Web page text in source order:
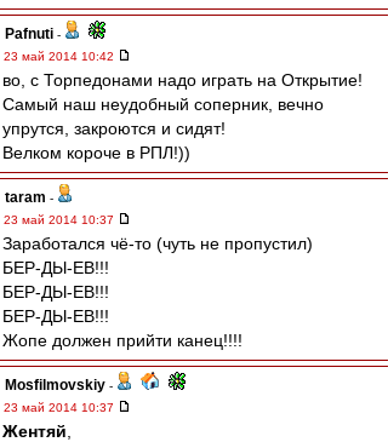
Pafnuti -
23 май 2014 10:42
во, с Торпедонами надо играть на Открытие!
Самый наш неудобный соперник, вечно
упрутся, закроются и сидят!
Велком короче в РПЛ!))
taram -
23 май 2014 10:37
Заработался чё-то (чуть не пропустил)
БЕР-ДЫ-ЕВ!!!
БЕР-ДЫ-ЕВ!!!
БЕР-ДЫ-ЕВ!!!
Жопе должен прийти канец!!!!
Mosfilmovskiy -
23 май 2014 10:37
Жентяй